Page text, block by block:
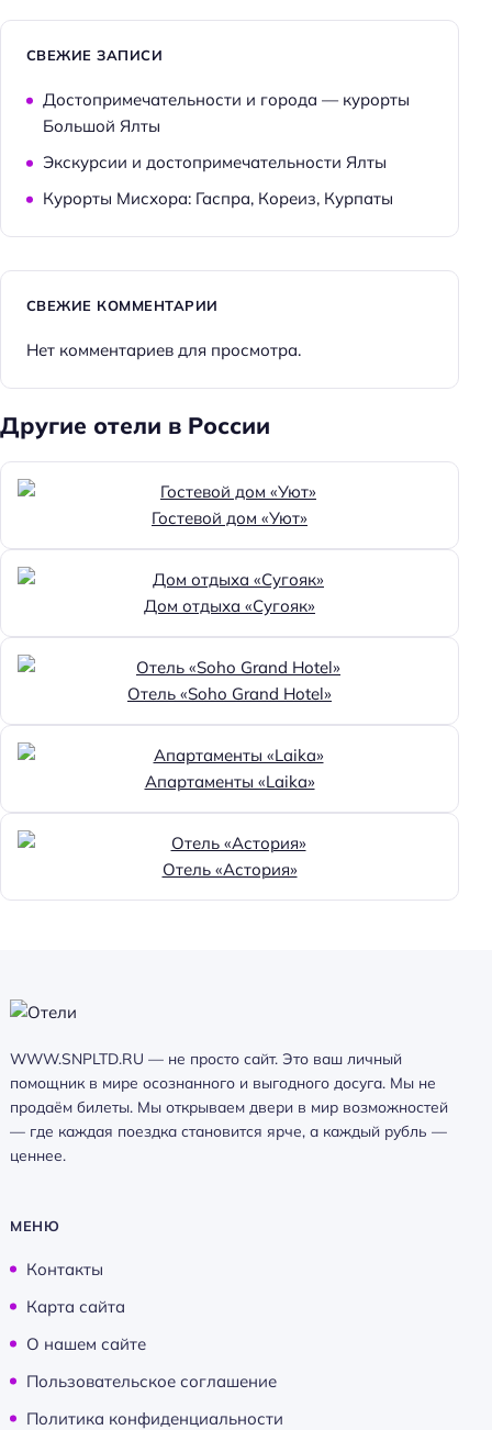
СВЕЖИЕ ЗАПИСИ
Достопримечательности и города — курорты
Большой Ялты
Экскурсии и достопримечательности Ялты
Курорты Мисхора: Гаспра, Кореиз, Курпаты
СВЕЖИЕ КОММЕНТАРИИ
Нет комментариев для просмотра.
Другие отели в России
Гостевой дом «Уют»
Дом отдыха «Сугояк»
Отель «Soho Grand Hotel»
Апартаменты «Laika»
Отель «Астория»
WWW.SNPLTD.RU — не просто сайт. Это ваш личный
помощник в мире осознанного и выгодного досуга. Мы не
продаём билеты. Мы открываем двери в мир возможностей
— где каждая поездка становится ярче, а каждый рубль —
ценнее.
МЕНЮ
Контакты
Карта сайта
О нашем сайте
Пользовательское соглашение
Политика конфиденциальности